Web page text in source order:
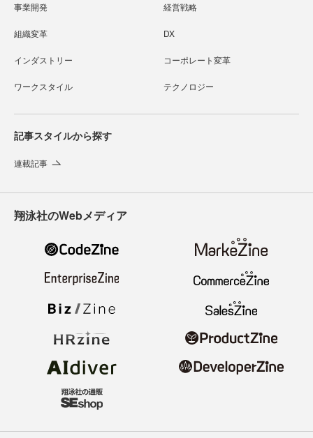
事業開発 経営戦略
組織変革 DX
インダストリー コーポレート変革
ワークスタイル テクノロジー
記事スタイルから探す
連載記事
翔泳社のWebメディア